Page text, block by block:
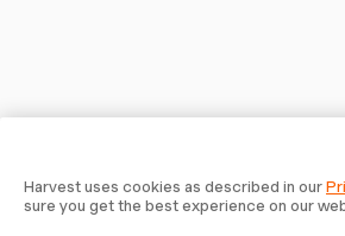
あなたの時間には記
がある — 今すぐ始
Harvest uses cookies as described in our
sure you get the best experience on our